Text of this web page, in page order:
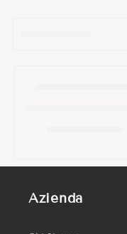
e
Azienda